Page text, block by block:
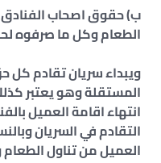
ب‌) حقوق اصحاب الفنادق
الطعام وكل ما صرفوه
ويبداء سريان تقادم كل
المستقلة وهو يعتبر
انتهاء اقامة العميل
التقادم في السريان
العميل من تناول الطعام